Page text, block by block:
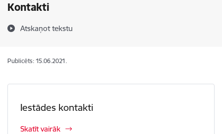
Kontakti
Atskaņot tekstu
Publicēts: 15.06.2021.
Iestādes kontakti
Skatīt vairāk